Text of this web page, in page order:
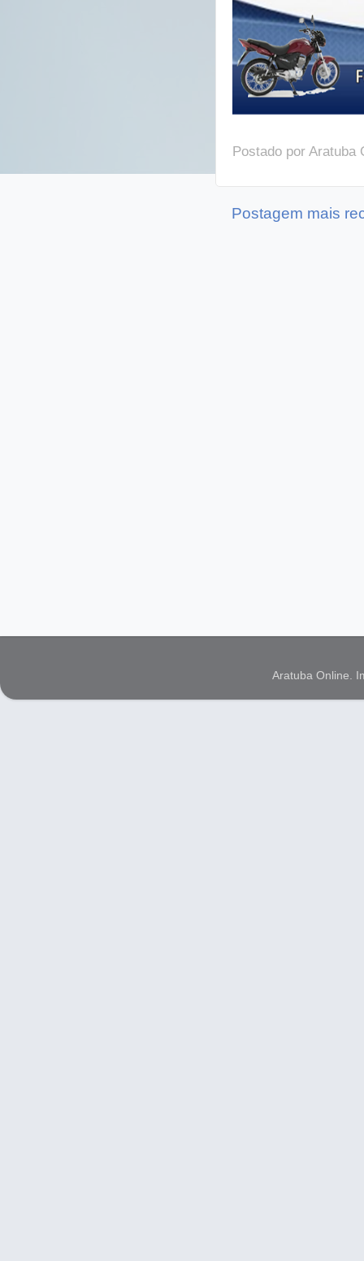
Postado por Aratuba
Postagem mais
Aratuba Online.